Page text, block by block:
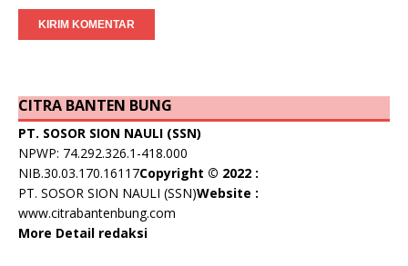
CITRA BANTEN BUNG
PT. SOSOR SION NAULI (SSN)
NPWP: 74.292.326.1-418.000
NIB.30.03.170.16117Copyright © 2022 :
PT. SOSOR SION NAULI (SSN)Website :
www.citrabantenbung.com
More Detail redaksi